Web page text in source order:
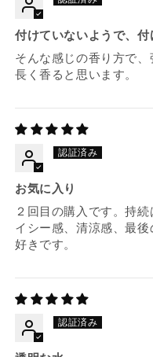
付けていないようで、付
そんな感じの香り方で
長く香ると思います。
お気に入り
２回目の購入です。持
イシー感、清涼感、最
好きです。